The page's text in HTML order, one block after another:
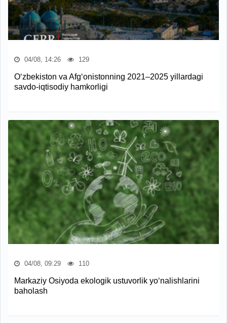
04/08, 14:26 129
O‘zbekiston va Afg‘onistonning 2021–2025 yillardagi
savdo-iqtisodiy hamkorligi
04/08, 09:29 110
Markaziy Osiyoda ekologik ustuvorlik yo‘nalishlarini
baholash